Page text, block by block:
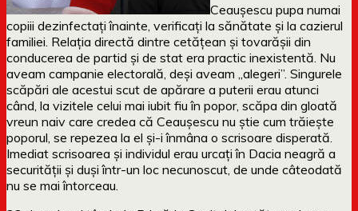
Ceaușescu pupa numai
copiii dezinfectați înainte, verificați la sănătate și la cazierul
familiei. Relația directă dintre cetățean și tovarășii din
conducerea de partid și de stat era practic inexistentă. Nu
aveam campanie electorală, deși aveam „alegeri”. Singurele
scăpări ale acestui scut de apărare a puterii erau atunci
când, la vizitele celui mai iubit fiu în popor, scăpa din gloată
vreun naiv care credea că Ceaușescu nu știe cum trăiește
poporul, se repezea la el și-i înmâna o scrisoare disperată.
Imediat scrisoarea și individul erau urcați în Dacia neagră a
securității și duși într-un loc necunoscut, de unde câteodată
nu se mai întorceau.